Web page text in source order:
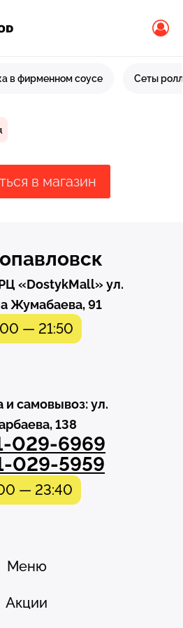
в фирменном соусе Сеты
в магазин
Меню
Акции
«DostykMаll» ул.
Жумабаева, 91
— 21:50
и самовывоз: ул.
138
029-6969
029-5959
— 23:40